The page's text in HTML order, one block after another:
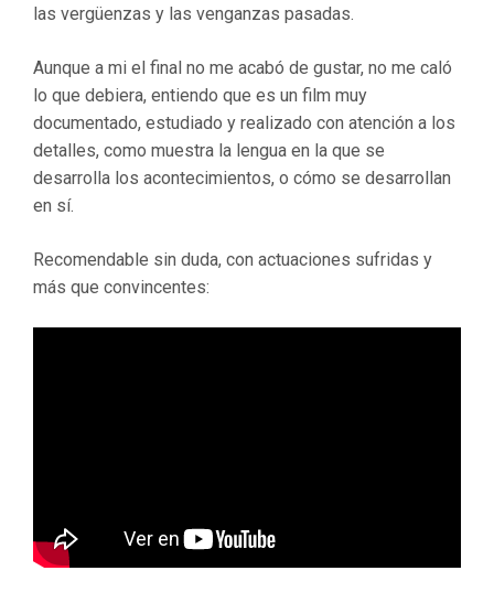
las vergüenzas y las venganzas pasadas.
Aunque a mi el final no me acabó de gustar, no me caló
lo que debiera, entiendo que es un film muy
documentado, estudiado y realizado con atención a los
detalles, como muestra la lengua en la que se
desarrolla los acontecimientos, o cómo se desarrollan
en sí.
Recomendable sin duda, con actuaciones sufridas y
más que convincentes: